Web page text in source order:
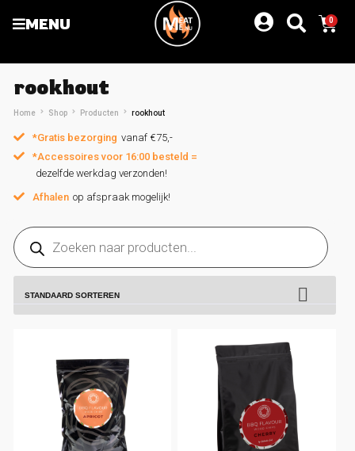
MENU 0
rookhout
Home Shop Producten rookhout
*Gratis bezorging vanaf €75,-
*Accessoires voor 16:00 besteld =
dezelfde werkdag verzonden!
Afhalen op afspraak mogelijk!